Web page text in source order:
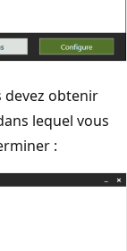
devez obtenir
lequel vous
: